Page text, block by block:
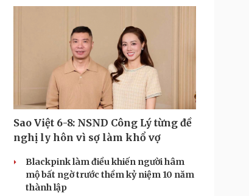
Sao Việt 6-8: NSND Công Lý từng đề
nghị ly hôn vì sợ làm khổ vợ
Blackpink làm điều khiến người hâm
mộ bất ngờ trước thềm kỷ niệm 10 năm
thành lập